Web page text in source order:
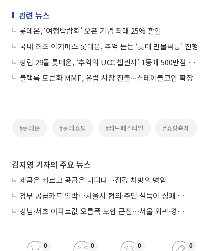
관련 뉴스
롯데온, ‘여행박람회’ 오픈 기념 최대 25% 할인
국내 최초 이커머스 롯데온, 추억 돋는 ‘롯데 만물싸롱’ 진행
창립 29돌 롯데온, ‘추억의 UCC 챌린지’ 1등에 500만점 엘포인트
블랙록 토큰화 MMF, 유럽 시장 진출∙∙∙스테이블코인 확장
#롯데온 #롯데쇼핑 #레드페스티벌 #쇼핑축제
김지영 기자의 주요 뉴스
세금은 빠르고 공급은 더디다…집값 처방의 명암
정부 공급카드 임박…서울시 협의·주민 설득이 성패 가른다
강남·서초 아파트값 오름폭 보합 근접⋯서울 외곽·경기 남부 중심 매수세
0 0 0 0